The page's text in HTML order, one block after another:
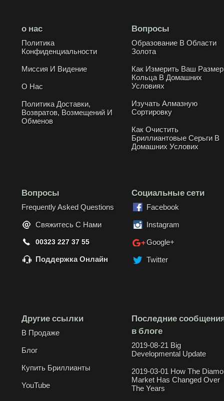
о нас
Политика
Конфиденциальности
Миссия И Видение
О Нас
Политика Доставки,
Возвратов, Возмещений И
Обменов
Вопросы
Образование В Области
Золота
Как Измерить Ваш Размер
Кольца В Домашних
Условиях
Изучать Алмазную
Сортировку
Как Очистить
Бриллиантовые Серьги В
Домашних Услових
Вопросы
Frequently Asked Questions
Свяжитесь С Нами
00323 227 37 55
Поддержка Онлайн
Социальные сети
Facebook
Instagram
Google+
Twitter
Другие ссылки
В Продаже
Блог
Купить Бриллианты
YouTube
Последние
в блоге
2019-08-21 Big
Developmental Update
2019-03-01 How The
Market Has Changed Over
The Years